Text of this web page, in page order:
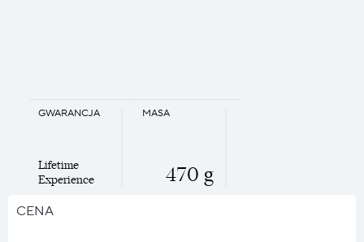
MASA
470 g
GWARANCJA
Lifetime
Experience
CENA